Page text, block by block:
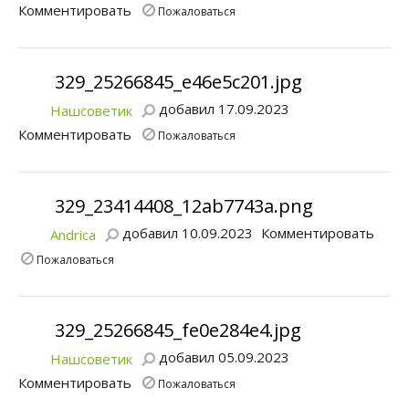
Комментировать
Пожаловаться
329_25266845_e46e5c201.jpg
Нашсоветик
добавил 17.09.2023
Комментировать
Пожаловаться
329_23414408_12ab7743a.png
Andrica добавил 10.09.2023 Комментировать
Пожаловаться
329_25266845_fe0e284e4.jpg
Нашсоветик
добавил 05.09.2023
Комментировать
Пожаловаться